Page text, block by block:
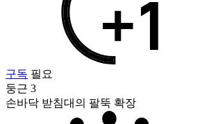
구독 필요
둥근 3
손바닥 받침대의 팔뚝 확장